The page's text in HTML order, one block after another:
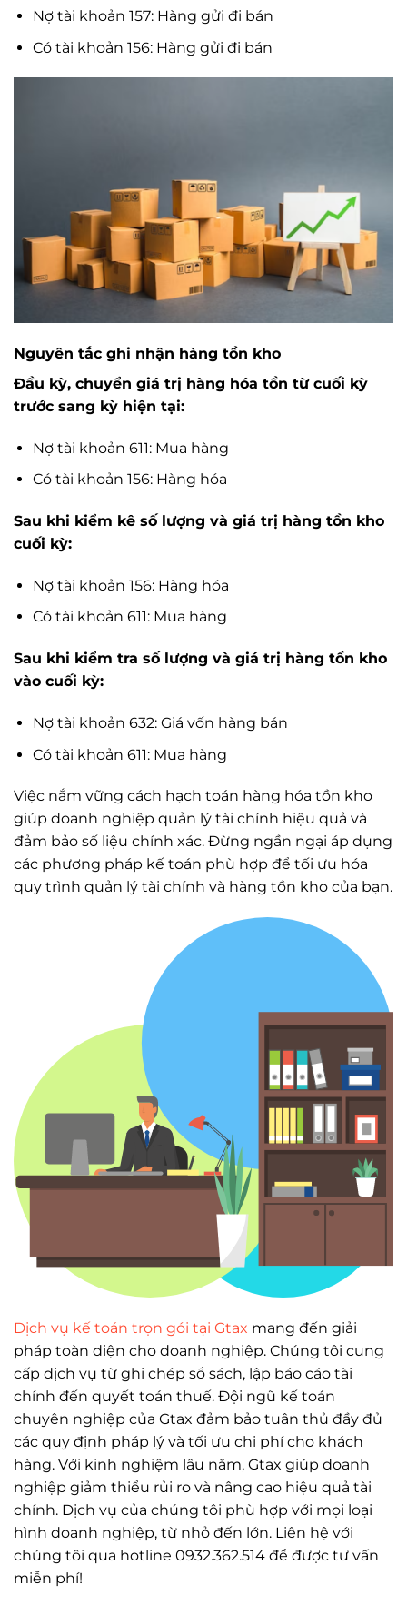
Nợ tài khoản 157: Hàng gửi đi bán
Có tài khoản 156: Hàng gửi đi bán
Nguyên tắc ghi nhận hàng tồn kho
Đầu kỳ, chuyển giá trị hàng hóa tồn từ cuối kỳ
trước sang kỳ hiện tại:
Nợ tài khoản 611: Mua hàng
Có tài khoản 156: Hàng hóa
Sau khi kiểm kê số lượng và giá trị hàng tồn kho
cuối kỳ:
Nợ tài khoản 156: Hàng hóa
Có tài khoản 611: Mua hàng
Sau khi kiểm tra số lượng và giá trị hàng tồn kho
vào cuối kỳ:
Nợ tài khoản 632: Giá vốn hàng bán
Có tài khoản 611: Mua hàng
Việc nắm vững cách hạch toán hàng hóa tồn kho
giúp doanh nghiệp quản lý tài chính hiệu quả và
đảm bảo số liệu chính xác. Đừng ngần ngại áp dụng
các phương pháp kế toán phù hợp để tối ưu hóa
quy trình quản lý tài chính và hàng tồn kho của bạn.
Dịch vụ kế toán trọn gói tại Gtax mang đến giải
pháp toàn diện cho doanh nghiệp. Chúng tôi cung
cấp dịch vụ từ ghi chép sổ sách, lập báo cáo tài
chính đến quyết toán thuế. Đội ngũ kế toán
chuyên nghiệp của Gtax đảm bảo tuân thủ đầy đủ
các quy định pháp lý và tối ưu chi phí cho khách
hàng. Với kinh nghiệm lâu năm, Gtax giúp doanh
nghiệp giảm thiểu rủi ro và nâng cao hiệu quả tài
chính. Dịch vụ của chúng tôi phù hợp với mọi loại
hình doanh nghiệp, từ nhỏ đến lớn. Liên hệ với
chúng tôi qua hotline 0932.362.514 để được tư vấn
miễn phí!